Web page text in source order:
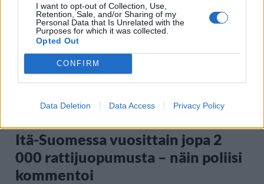
I want to opt-out of Collection, Use,
Retention, Sale, and/or Sharing of my
Personal Data that Is Unrelated with the
Purposes for which it was collected.
Opted Out
CONFIRM
Data Deletion Data Access Privacy Policy
AUTOT
Itä-Suomessa vuosittain jopa 2
000 rattijuopumusta – näin poliisi
kommentoi